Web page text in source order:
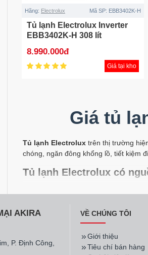
Hãng: Electrolux Mã SP: EBB3402K-H
Tủ lạnh Electrolux Inverter
EBB3402K-H 308 lít
8.990.000đ
Giá tại kho
Tủ lạnh Electrolux Inverter
ETB3740K-A 341 lít